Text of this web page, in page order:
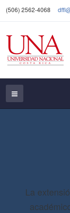
(506) 2562-4068
La